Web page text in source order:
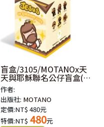
盲盒/3105/MOTANOx天
天與耶穌聯名公仔盲盒(單
入)
作者:
出版社: MOTANO
定價:NT$ 480元
特價:NT$ 480元